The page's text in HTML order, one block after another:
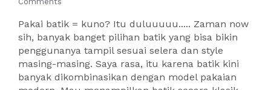
Pakai batik = kuno? Itu duluuuuu..... Zaman now
sih, banyak banget pilihan batik yang bisa bikin
penggunanya tampil sesuai selera dan style
masing-masing. Saya rasa, itu karena batik kini
banyak dikombinasikan dengan model pakaian